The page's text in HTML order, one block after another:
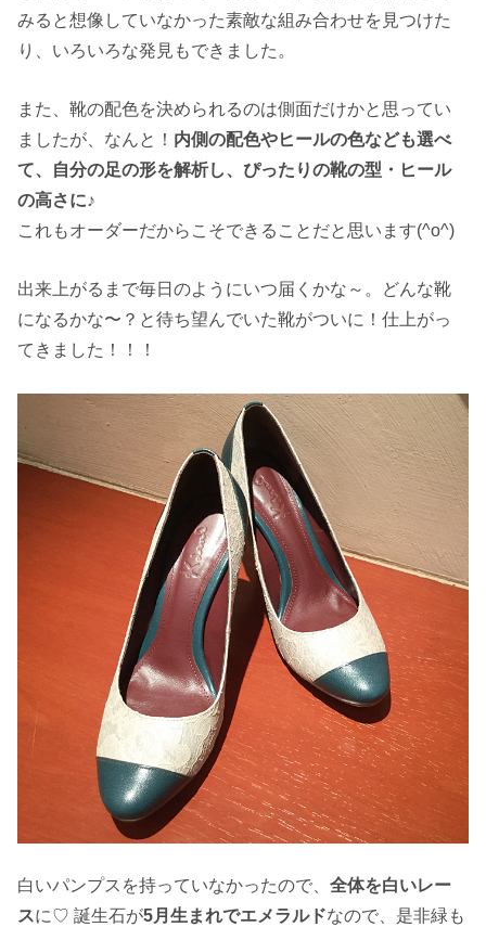
みると想像していなかった素敵な組み合わせを見つけた
り、いろいろな発見もできました。
また、靴の配色を決められるのは側面だけかと思ってい
ましたが、なんと！ 内側の配色やヒールの色なども選べ
て、自分の足の形を解析し、ぴったりの靴の型・ヒール
の高さに♪
これもオーダーだからこそできることだと思います(^o^)
出来上がるまで毎日のようにいつ届くかな～。どんな靴
になるかな〜？と待ち望んでいた靴がついに！仕上がっ
てきました！！！
白いパンプスを持っていなかったので、全体を白いレー
スに♡ 誕生石が5月生まれでエメラルドなので、是非緑も